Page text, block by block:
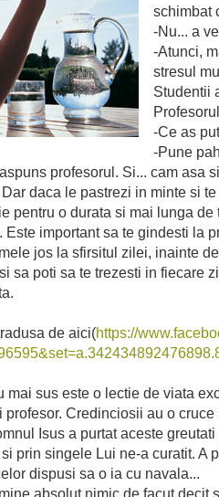
schimbat
-Nu... a
-Atunci,
stresul
Studentii
-Ce as
-Pune
profesorul. Si... cam asa
daca le pastrezi in minte si
pentru o durata si mai lunga
Este important sa te gindesti la
jos la sfirsitul zilei, inainte
sa poti sa te trezesti in fiecare
de aici(https://
sus este o lectie de viata
profesor. Credinciosii au o
Isus a purtat aceste
prin singele Lui ne-a curatit. A
dispusi sa o ia cu navala...